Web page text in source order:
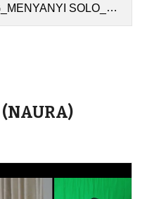
SOLO_NI KETUT.mp4